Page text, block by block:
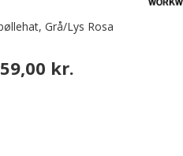
Grå/Lys Rosa
59,00 kr.